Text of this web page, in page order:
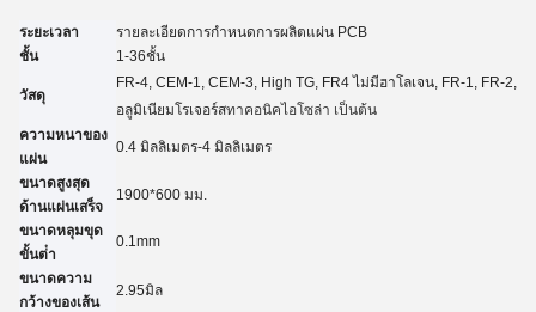
ระยะเวลา
รายละเอียดการกําหนดการผลิตแผ่น PCB
ชั้น
1-36ชั้น
วัสดุ
FR-4, CEM-1, CEM-3, High TG, FR4 ไม่มีฮาโลเจน, FR-1, FR-2,
อลูมิเนียมโรเจอร์สทาคอนิคไอโซล่า เป็นต้น
ความหนาของ
แผ่น
0.4 มิลลิเมตร-4 มิลลิเมตร
ขนาดสูงสุด
ด้านแผ่นเสร็จ
1900*600 มม.
ขนาดหลุมขุด
ขั้นต่ํา
0. 1 mm
ขนาดความ
กว้างของเส้น
2.95มิล